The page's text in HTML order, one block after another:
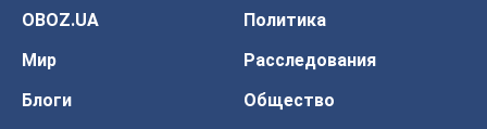
OBOZ.UA
Политика
Мир
Расследования
Блоги
Общество